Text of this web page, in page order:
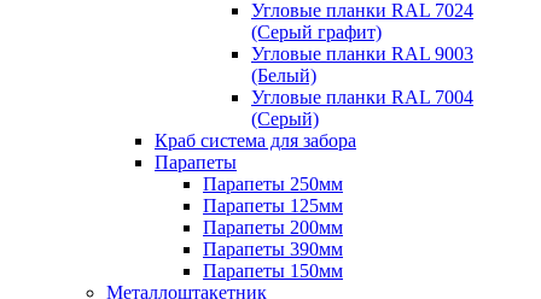
Угловые планки RAL 7024
(Серый графит)
Угловые планки RAL 9003
(Белый)
Угловые планки RAL 7004
(Серый)
Краб система для забора
Парапеты
Парапеты 250мм
Парапеты 125мм
Парапеты 200мм
Парапеты 390мм
Парапеты 150мм
Металлоштакетник